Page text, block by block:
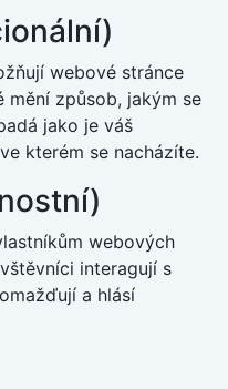
webové stránce
způsob, jakým se
jako je váš
kterém se nacházíte.
webových
interagují s
a hlásí